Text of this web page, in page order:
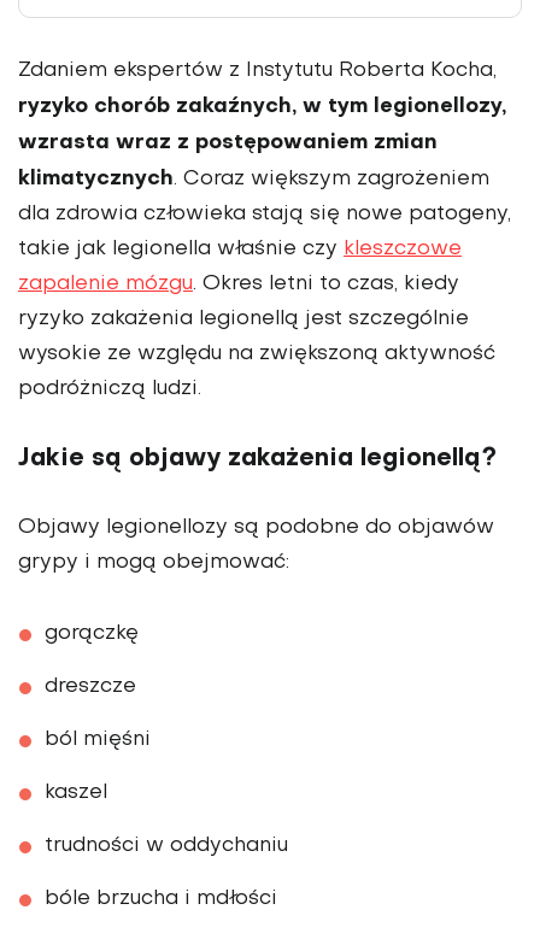
Zdaniem ekspertów z Instytutu Roberta Kocha,
ryzyko chorób zakaźnych, w tym legionellozy,
wzrasta wraz z postępowaniem zmian
klimatycznych. Coraz większym zagrożeniem
dla zdrowia człowieka stają się nowe patogeny,
takie jak legionella właśnie czy kleszczowe
zapalenie mózgu. Okres letni to czas, kiedy
ryzyko zakażenia legionellą jest szczególnie
wysokie ze względu na zwiększoną aktywność
podróżniczą ludzi.
Jakie są objawy zakażenia legionellą?
Objawy legionellozy są podobne do objawów
grypy i mogą obejmować:
gorączkę
dreszcze
ból mięśni
kaszel
trudności w oddychaniu
bóle brzucha i mdłości